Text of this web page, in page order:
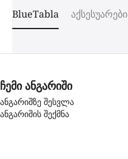
BlueTabla აქსესუარები
ჩემი ანგარიში
ანგარიშზე შესვლა
ანგარიშის შექმნა